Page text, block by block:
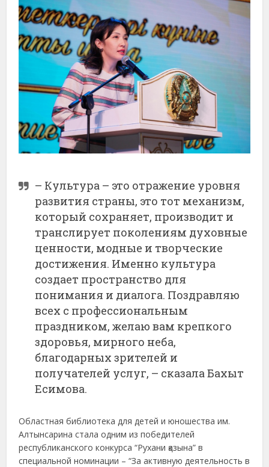
– Культура – это отражение уровня
развития страны, это тот механизм,
который сохраняет, производит и
транслирует поколениям духовные
ценности, модные и творческие
достижения. Именно культура
создает пространство для
понимания и диалога. Поздравляю
всех с профессиональным
праздником, желаю вам крепкого
здоровья, мирного неба,
благодарных зрителей и
получателей услуг, – сказала Бахыт
Есимова.
Областная библиотека для детей и юношества им.
Алтынсарина стала одним из победителей
республиканского конкурса “Рухани қазына” в
специальной номинации – “За активную деятельность в